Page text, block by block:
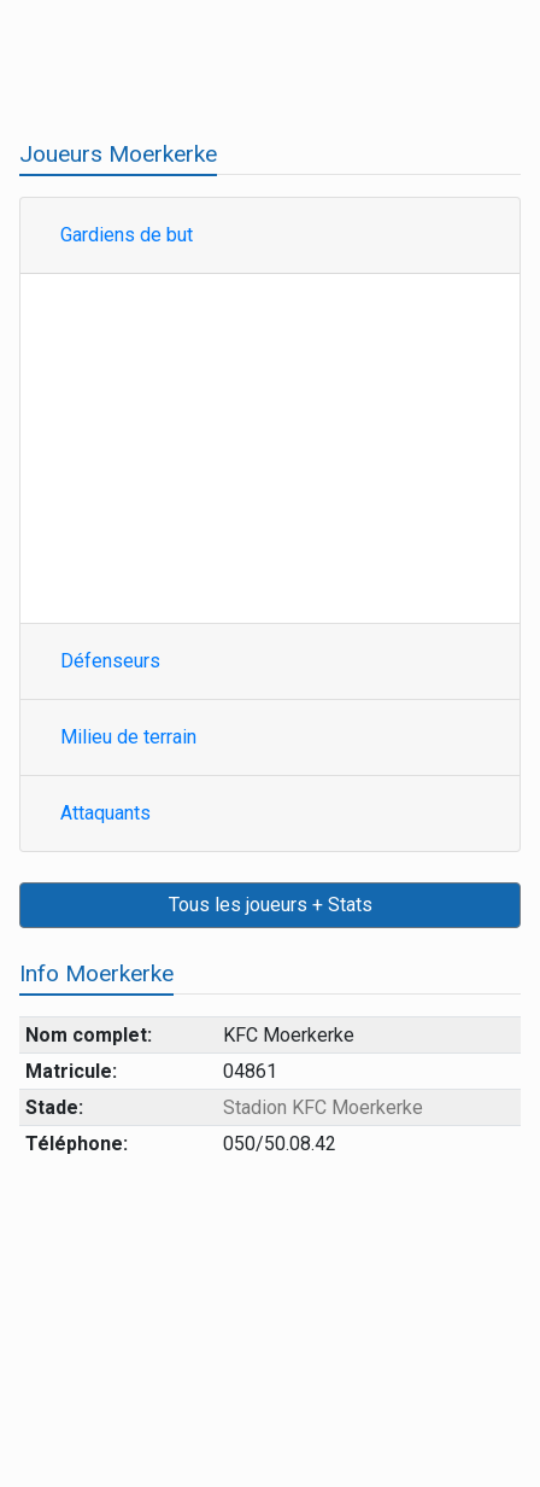
Joueurs Moerkerke
Gardiens de but
Défenseurs
Milieu de terrain
Attaquants
Tous les joueurs + Stats
Info Moerkerke
Nom complet:
KFC Moerkerke
Matricule:
04861
Stade:
Stadion KFC Moerkerke
Téléphone:
050/50.08.42